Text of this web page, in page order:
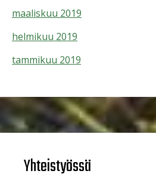
maaliskuu 2019
helmikuu 2019
tammikuu 2019
Yhteistyössä